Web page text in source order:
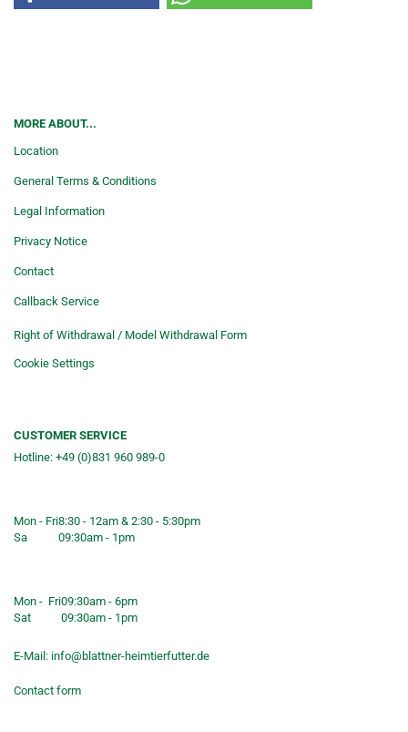
MORE ABOUT...
Location
General Terms & Conditions
Legal Information
Privacy Notice
Contact
Callback Service
Right of Withdrawal / Model Withdrawal Form
Cookie Settings
CUSTOMER SERVICE
Hotline: +49 (0)831 960 989-0
Mon - Fri8:30 - 12am & 2:30 - 5:30pm
Sa
09:30am - 1pm
Mon - Fri09:30am - 6pm
Sat
09:30am - 1pm
E-Mail: info@blattner-heimtierfutter.de
Contact form